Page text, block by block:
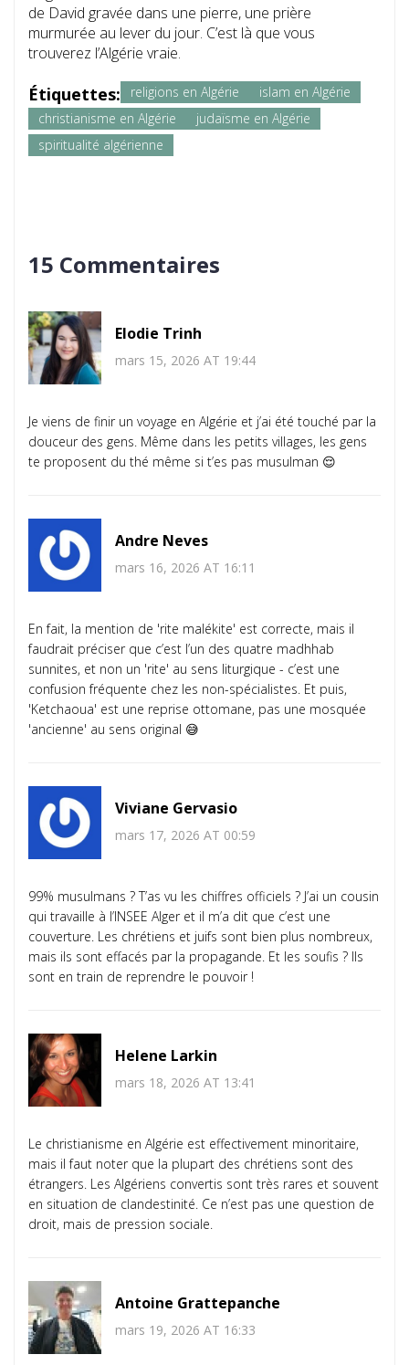
de David gravée dans une pierre, une prière
murmurée au lever du jour. C’est là que vous
trouverez l’Algérie vraie.
Étiquettes: religions en Algérie
islam en Algérie
christianisme en Algérie
judaïsme en Algérie
spiritualité algérienne
15 Commentaires
Elodie Trinh
mars 15, 2026 AT 19:44
Je viens de finir un voyage en Algérie et j’ai été touché par la
douceur des gens. Même dans les petits villages, les gens
te proposent du thé même si t’es pas musulman 😌
Andre Neves
mars 16, 2026 AT 16:11
En fait, la mention de 'rite malékite' est correcte, mais il
faudrait préciser que c’est l’un des quatre madhhab
sunnites, et non un 'rite' au sens liturgique - c’est une
confusion fréquente chez les non-spécialistes. Et puis,
'Ketchaoua' est une reprise ottomane, pas une mosquée
'ancienne' au sens original 😅
Viviane Gervasio
mars 17, 2026 AT 00:59
99% musulmans ? T’as vu les chiffres officiels ? J’ai un cousin
qui travaille à l’INSEE Alger et il m’a dit que c’est une
couverture. Les chrétiens et juifs sont bien plus nombreux,
mais ils sont effacés par la propagande. Et les soufis ? Ils
sont en train de reprendre le pouvoir !
Helene Larkin
mars 18, 2026 AT 13:41
Le christianisme en Algérie est effectivement minoritaire,
mais il faut noter que la plupart des chrétiens sont des
étrangers. Les Algériens convertis sont très rares et souvent
en situation de clandestinité. Ce n’est pas une question de
droit, mais de pression sociale.
Antoine Grattepanche
mars 19, 2026 AT 16:33